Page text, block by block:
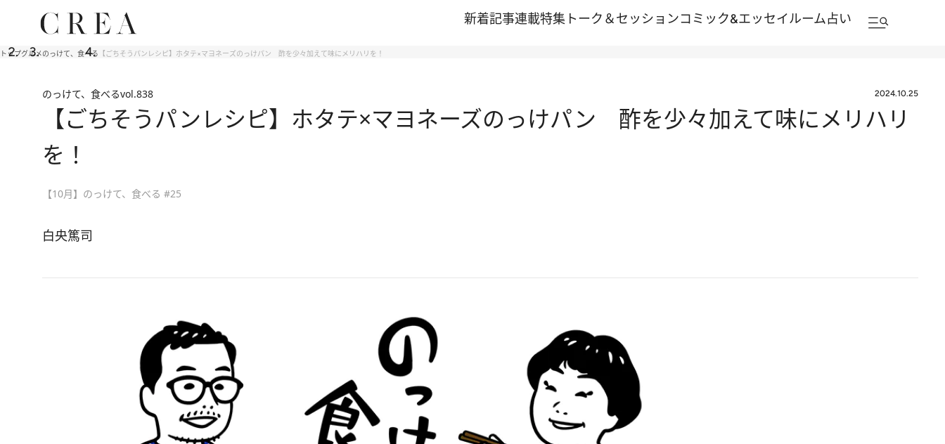
新着記事連載特集 トーク＆セッションコミック&エッセイルーム占い
トップグルメのっけて、食べる 【ごちそうパンレシピ】ホタテ×マヨネーズのっけパン 酢を少々加えて味にメリハリを！
のっけて、食べるvol.838 2024.10.25
【ごちそうパンレシピ】ホタテ×マヨネーズのっけパン 酢を少々加えて味にメリハリ
を！
【10月】のっけて、食べる #25
白央篤司